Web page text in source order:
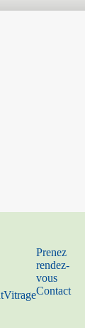
Vitrage
Prenez
rendez-
vous
Contact